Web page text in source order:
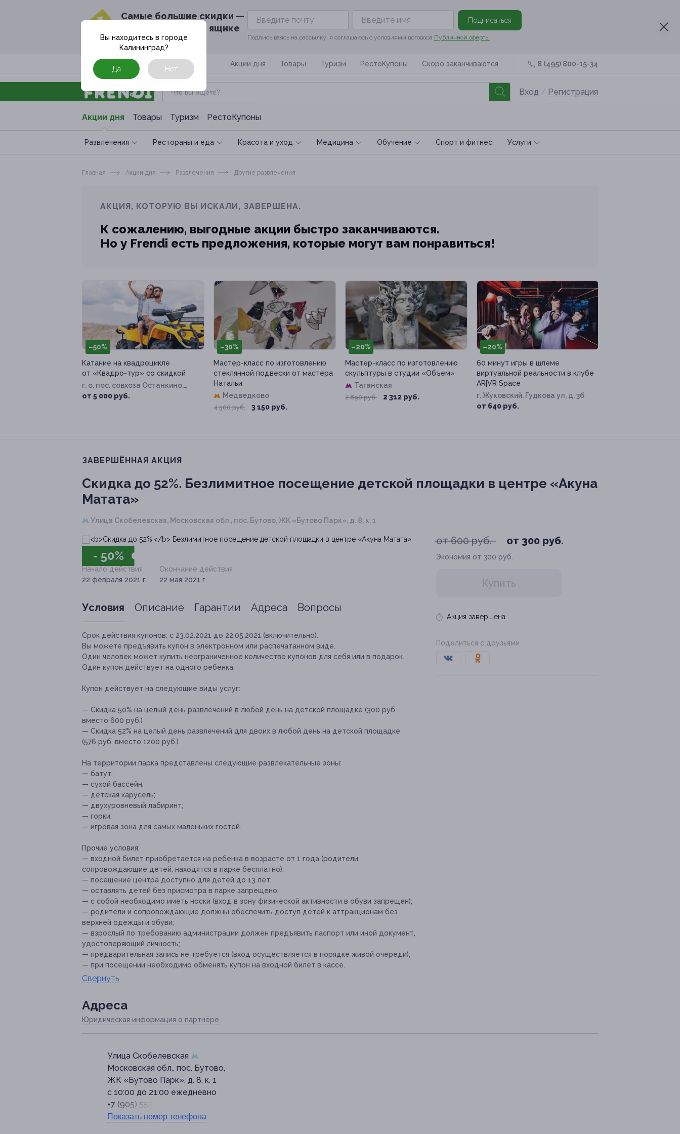
Cамые большие скидки —
в твоём почтовом ящике
Подписаться
Подписываясь на рассылку, я соглашаюсь с условиями договора Публичной оферты
Москва Акции дня Товары Туризм РестоКупоны Скоро заканчиваются 8 (495) 800-15-34
Вход / Регистрация
Акции дня Товары Туризм РестоКупоны
Развлечения Рестораны и еда Красота и уход Медицина Обучение Спoрт и фитнес Услуги
Вы находитесь в городе
Калининград?
Да Нет
Главная Акции дня Развлечения Другие развлечения
АКЦИЯ, КОТОРУЮ ВЫ ИСКАЛИ, ЗАВЕРШЕНА.
К сожалению, выгодные акции быстро заканчиваются.
Но у Frendi есть предложения, которые могут вам понравиться!
–50%
Катание на квадроцикле
от «Квадро-тур» со скидкой
г. о, пос. совхоза Останкино,
Дорожная ул, д. 26а
от 5 000 руб.
–30%
Мастер-класс по изготовлению
стеклянной подвески от мастера
Натальи
Медведково
4 500 руб. 3 150 руб.
–20%
Мастер-класс по изготовлению
скульптуры в студии «Объем»
Таганская
2 890 руб. 2 312 руб.
–20%
60 минут игры в шлеме
виртуальной реальности в клубе
AR|VR Space
г. Жуковский, Гудкова ул, д. 3б
от 640 руб.
ЗАВЕРШЁННАЯ АКЦИЯ
Скидка до 52%. Безлимитное посещение детской площадки в центре «Акуна
Матата»
Улица Скобелевская, Московская обл., пос. Бутово, ЖК «Бутово Парк», д. 8, к. 1
- 50%
от 600 руб. от 300 руб.
Экономия от 300 руб.
Купить
Акция завершена
Поделиться с друзьями
Начало действия
22 февраля 2021 г.
Окончание действия
22 мая 2021 г.
Условия Описание Гарантии Адреса Вопросы
Срок действия купонов: с 23.02.2021 до 22.05.2021 (включительно).
Вы можете предъявить купон в электронном или распечатанном виде.
Один человек может купить неограниченное количество купонов для себя или в подарок.
Один купон действует на одного ребенка.
Купон действует на следующие виды услуг:
— Скидка 50% на целый день развлечений в любой день на детской площадке (300 руб.
вместо 600 руб.)
— Скидка 52% на целый день развлечений для двоих в любой день на детской площадке
(576 руб. вместо 1200 руб.)
На территории парка представлены следующие развлекательные зоны:
— батут;
— сухой бассейн;
— детcкая карусель;
— двухуровневый лабиринт;
— горки;
— игровая зона для самых маленьких гостей.
Прочие условия:
— входной билет приобретается на ребенка в возрасте от 1 года (родители,
сопровождающие детей, находятся в парке бесплатно);
— посещение центра доступно для детей до 13 лет;
— оставлять детей без присмотра в парке запрещено;
— с собой необходимо иметь носки (вход в зону физической активности в обуви запрещен);
— родители и сопровождающие должны обеспечить доступ детей к аттракционам без
верхней одежды и обуви;
— взрослый по требованию администрации должен предъявить паспорт или иной документ,
удостоверяющий личность;
— предварительная запись не требуется (вход осуществляется в порядке живой очереди);
— при посещении необходимо обменять купон на входной билет в кассе.
Свернуть
Адресa
Юридическая информация о партнёре
Улица Скобелевская
Московская обл., пос. Бутово,
ЖК «Бутово Парк», д. 8, к. 1
с 10:00 до 21:00 ежедневно
+7 (905) 555-50-13
Показать номер телефона